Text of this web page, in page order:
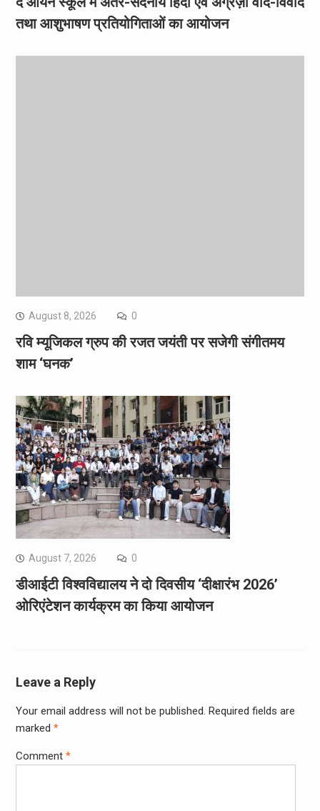
तथा आशुभाषण प्रतियोगिताओं का आयोजन
August 8, 2026 0
रवि म्यूजिकल ग्रुप की रजत जयंती पर सजेगी संगीतमय
शाम ‘घनक’
August 7, 2026 0
डीआईटी विश्वविद्यालय ने दो दिवसीय ‘दीक्षारंभ 2026’
ओरिएंटेशन कार्यक्रम का किया आयोजन
Leave a Reply
Your email address will not be published. Required fields are
marked *
Comment *